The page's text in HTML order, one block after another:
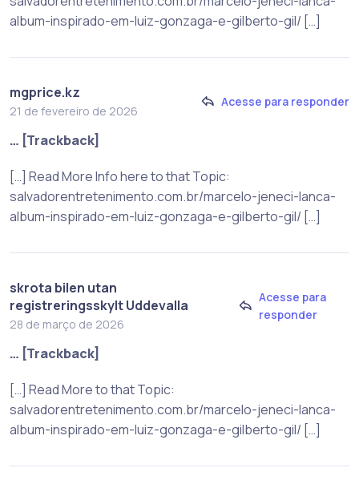
album-inspirado-em-luiz-gonzaga-e-gilberto-gil/ […]
mgprice.kz
21 de fevereiro de 2026
Acesse para responder
… [Trackback]
[…] Read More Info here to that Topic:
salvadorentretenimento.com.br/marcelo-jeneci-lanca-
album-inspirado-em-luiz-gonzaga-e-gilberto-gil/ […]
skrota bilen utan
registreringsskylt Uddevalla
28 de março de 2026
Acesse para
responder
… [Trackback]
[…] Read More to that Topic:
salvadorentretenimento.com.br/marcelo-jeneci-lanca-
album-inspirado-em-luiz-gonzaga-e-gilberto-gil/ […]